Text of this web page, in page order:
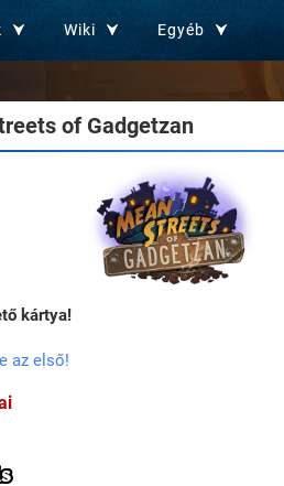
Wiki Egyéb
of Gadgetzan
kártya!
az első!